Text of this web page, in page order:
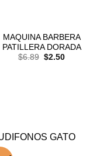
MAQUINA BARBERA
PATILLERA DORADA
$6.89 El
$2.50El